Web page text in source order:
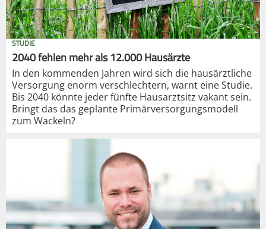
STUDIE
2040 fehlen mehr als 12.000 Hausärzte
In den kommenden Jahren wird sich die hausärztliche
Versorgung enorm verschlechtern, warnt eine Studie.
Bis 2040 könnte jeder fünfte Hausarztsitz vakant sein.
Bringt das das geplante Primärversorgungsmodell
zum Wackeln?